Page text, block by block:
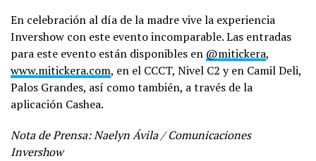
En celebración al día de la madre vive la experiencia
Invershow con este evento incomparable. Las entradas
para este evento están disponibles en @mitickera,
www.mitickera.com, en el CCCT, Nivel C2 y en Camil Deli,
Palos Grandes, así como también, a través de la
aplicación Cashea.
Nota de Prensa: Naelyn Ávila / Comunicaciones
Invershow